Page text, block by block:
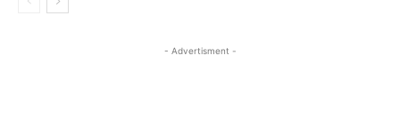
- Advertisment -